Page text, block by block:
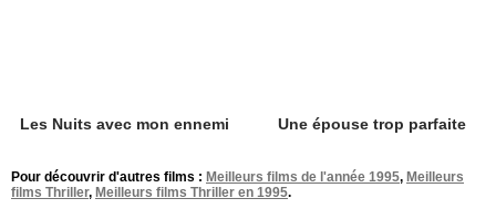
Les Nuits avec mon ennemi Une épouse trop parfaite
Pour découvrir d'autres films : Meilleurs films de l'année 1995, Meilleurs
films Thriller, Meilleurs films Thriller en 1995.